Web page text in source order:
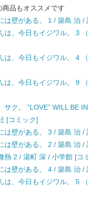
商品もオススメです
は壁がある。 1 / 築島 治 /
は、今日もイジワル。 3
は、今日もイジワル。 4
は、今日もイジワル。 9
サク。 ”LOVE” WILL BE
[コミック]
は壁がある。 3 / 築島 治 /
は壁がある。 2 / 築島 治 /
熱 2 / 湯町 深 / 小学館 [コ
は壁がある。 4 / 築島 治 /
は、今日もイジワル。 5